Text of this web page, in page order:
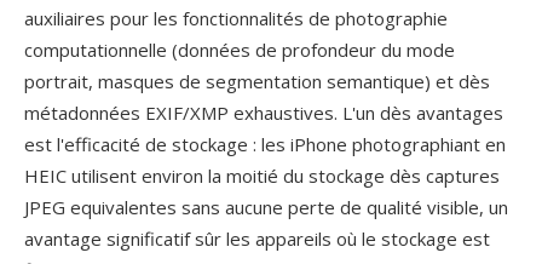
auxiliaires pour les fonctionnalités de photographie
computationnelle (données de profondeur du mode
portrait, masques de segmentation semantique) et dès
métadonnées EXIF/XMP exhaustives. L'un dès avantages
est l'efficacité de stockage : les iPhone photographiant en
HEIC utilisent environ la moitié du stockage dès captures
JPEG equivalentes sans aucune perte de qualité visible, un
avantage significatif sûr les appareils où le stockage est